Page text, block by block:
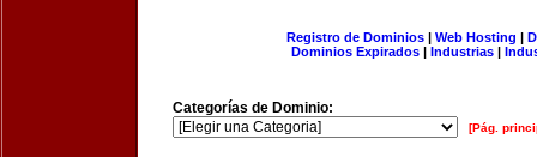
Registro de Dominios| Web Hosting |
Dominios Expirados | Industrias |
Categorías de Dominio:
[Pág.